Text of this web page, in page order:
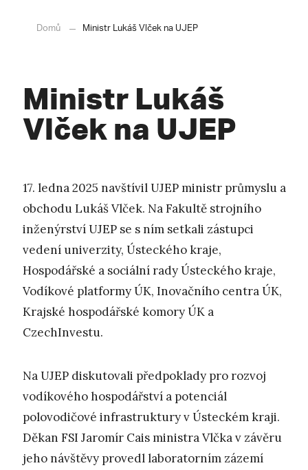
Domů Ministr Lukáš Vlček na UJEP
Ministr Lukáš
Vlček na UJEP
17. ledna 2025 navštívil UJEP ministr průmyslu a
obchodu Lukáš Vlček. Na Fakultě strojního
inženýrství UJEP se s ním setkali zástupci
vedení univerzity, Ústeckého kraje,
Hospodářské a sociální rady Ústeckého kraje,
Vodíkové platformy ÚK, Inovačního centra ÚK,
Krajské hospodářské komory ÚK a
CzechInvestu.
Na UJEP diskutovali předpoklady pro rozvoj
vodíkového hospodářství a potenciál
polovodičové infrastruktury v Ústeckém kraji.
Děkan FSI Jaromír Cais ministra Vlčka v závěru
jeho návštěvy provedl laboratorním zázemí